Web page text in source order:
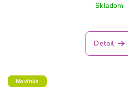
Skladom
Detail
Novinka